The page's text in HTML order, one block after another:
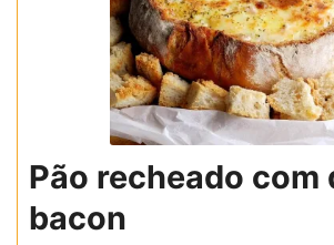
Pão recheado com
bacon